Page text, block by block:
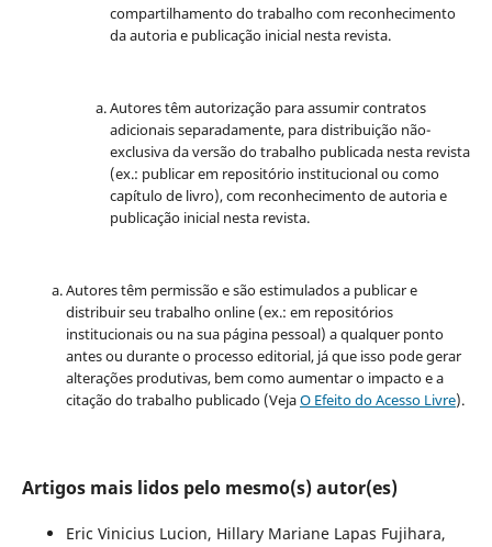
compartilhamento do trabalho com reconhecimento
da autoria e publicação inicial nesta revista.
Autores têm autorização para assumir contratos
adicionais separadamente, para distribuição não-
exclusiva da versão do trabalho publicada nesta revista
(ex.: publicar em repositório institucional ou como
capítulo de livro), com reconhecimento de autoria e
publicação inicial nesta revista.
Autores têm permissão e são estimulados a publicar e
distribuir seu trabalho online (ex.: em repositórios
institucionais ou na sua página pessoal) a qualquer ponto
antes ou durante o processo editorial, já que isso pode gerar
alterações produtivas, bem como aumentar o impacto e a
citação do trabalho publicado (VejaO Efeito do Acesso Livre).
Artigos mais lidos pelo mesmo(s) autor(es)
Eric Vinicius Lucion, Hillary Mariane Lapas Fujihara,